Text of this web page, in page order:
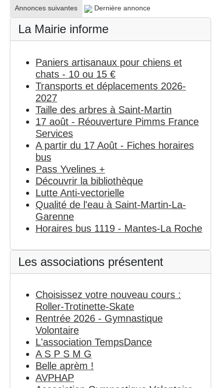
Annonces suivantes Dernière annonce
La Mairie informe
Paniers artisanaux pour chiens et
chats - 10 ou 15 €
Transports et déplacements 2026-
2027
Taille des arbres à Saint-Martin
17 août - Réouverture Pimms France
Services
A partir du 17 Août - Fiches horaires
bus
Pass Yvelines +
Découvrir la bibliothèque
Lutte Anti-vectorielle
Qualité de l'eau à Saint-Martin-La-
Garenne
Horaires bus 1119 - Mantes-La Roche
Les associations présentent
Choisissez votre nouveau cours :
Roller-Trotinette-Skate
Rentrée 2026 - Gymnastique
Volontaire
L'association TempsDance
A S P S M G
Belle aprèm !
AVPHAP